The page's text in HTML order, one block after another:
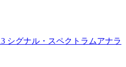
シグナル・スペクトラムアナラ